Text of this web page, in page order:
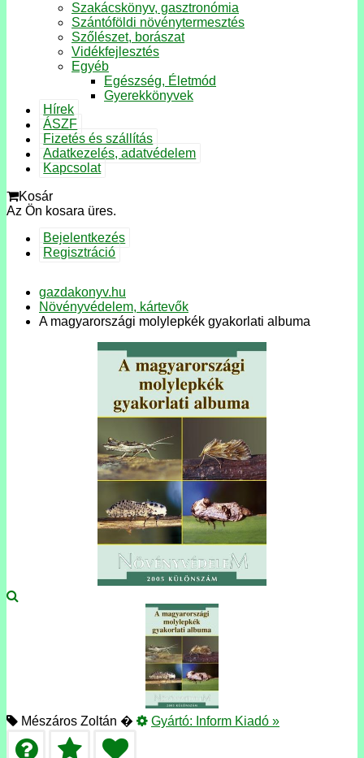
Szakácskönyv, gasztronómia
Szántóföldi növénytermesztés
Szőlészet, borászat
Vidékfejlesztés
Egyéb
Egészség, Életmód
Gyerekkönyvek
Hírek
ÁSZF
Fizetés és szállítás
Adatkezelés, adatvédelem
Kapcsolat
Kosár
Az Ön kosara üres.
Bejelentkezés
Regisztráció
gazdakonyv.hu
Növényvédelem, kártevők
A magyarországi molylepkék gyakorlati albuma
Mészáros Zoltán � Gyártó: Inform Kiadó »